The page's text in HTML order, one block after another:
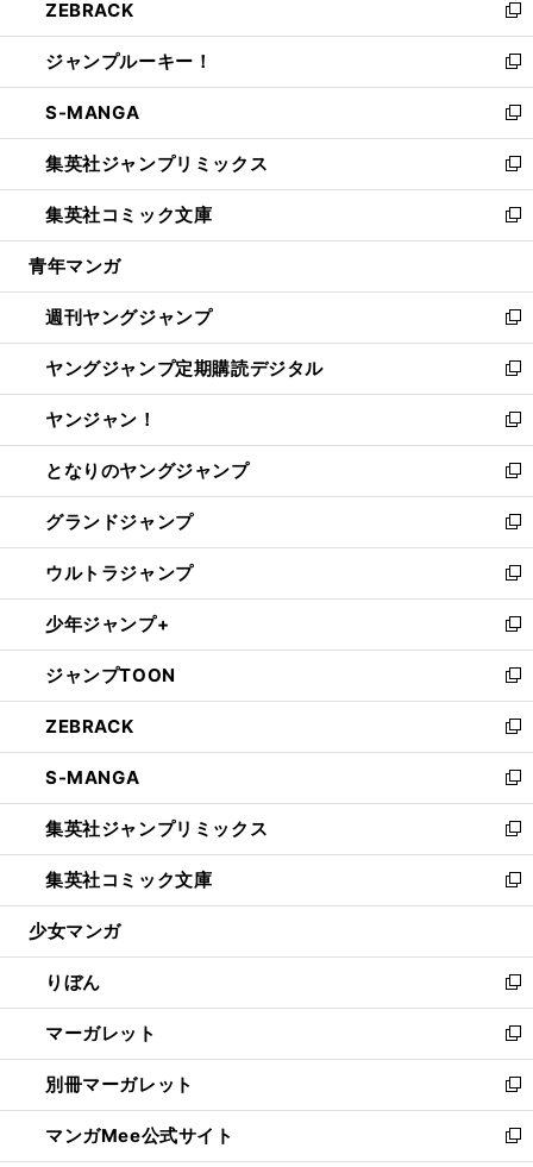
く
で
開
く
ド
ウ
で
開
く
ィ
ン
ド
ウ
で
開
く
い
ウ
ィ
ン
ド
ウ
で
開
く
ZEBRACK
新
し
い
ウ
ィ
ン
ド
ウ
で
開
ジャンプルーキー！
新
し
い
ウ
ィ
ン
ド
ウ
開
く
S-MANGA
新
し
い
ウ
ィ
ン
ウ
で
開
く
集英社ジャンプリミックス
新
し
い
ウ
ン
ド
ウ
で
開
く
集英社コミック文庫
新
し
ウ
ィ
ン
ド
ウ
で
開
く
青年マンガ
週刊ヤングジャンプ
新
し
い
ウ
ィ
ン
ド
ウ
で
開
く
ヤングジャンプ定期購読デジタル
新
し
い
ウ
ィ
ン
ド
ウ
で
開
く
ヤンジャン！
新
し
い
ウ
ィ
ン
ド
ウ
で
開
く
となりのヤングジャンプ
新
し
い
ウ
ィ
ン
ド
ウ
で
開
く
グランドジャンプ
新
し
い
ウ
ィ
ン
ド
ウ
で
開
く
ウルトラジャンプ
新
し
い
ウ
ィ
ン
ド
ウ
で
開
く
少年ジャンプ+
新
し
い
ウ
ィ
ン
ド
ウ
で
開
く
ジャンプTOON
新
し
い
ウ
ィ
ン
ド
ウ
で
開
ZEBRACK
新
し
い
ウ
ィ
ン
ド
ウ
開
く
S-MANGA
新
し
い
ウ
ィ
ン
ウ
で
開
く
集英社ジャンプリミックス
新
し
い
ウ
ン
ド
ウ
で
開
く
集英社コミック文庫
新
し
ウ
ィ
ン
ド
ウ
で
開
く
少女マンガ
りぼん
新
し
い
ウ
ィ
ン
ド
ウ
マーガレット
新
し
い
ウ
ィ
別冊マーガレット
新
し
い
マンガMee公式サイト
新